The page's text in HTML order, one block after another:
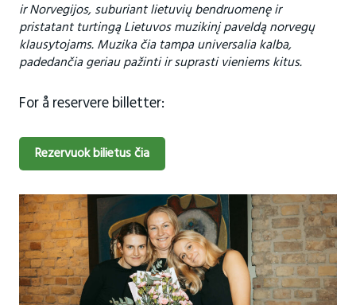
ir Norvegijos, suburiant lietuvių bendruomenę ir
pristatant turtingą Lietuvos muzikinį paveldą norvegų
klausytojams. Muzika čia tampa universalia kalba,
padedančia geriau pažinti ir suprasti vieniems kitus.
For å reservere billetter:
Rezervuok bilietus čia